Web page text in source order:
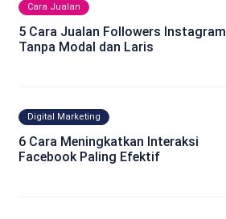
Cara Jualan
5 Cara Jualan Followers Instagram
Tanpa Modal dan Laris
Digital Marketing
6 Cara Meningkatkan Interaksi
Facebook Paling Efektif